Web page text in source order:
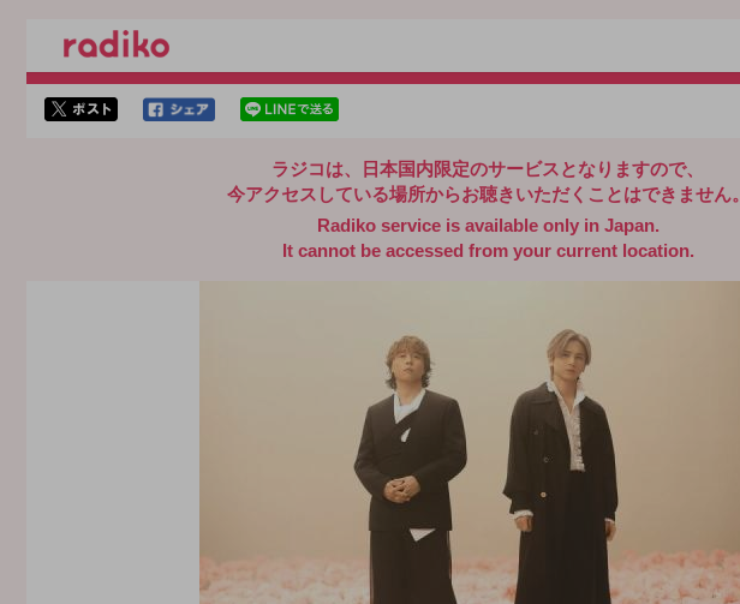
ラジコは、日本国内限定のサービスとなりますので、
今アクセスしている場所からお聴きいただくことはできません。
Radiko service is available only in Japan.
It cannot be accessed from your current location.